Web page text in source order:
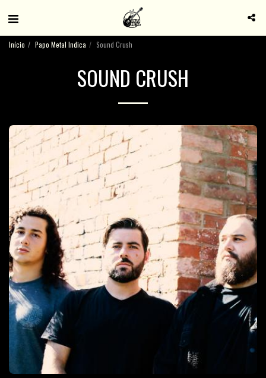
Início Papo Metal Indica Sound Crush
SOUND CRUSH